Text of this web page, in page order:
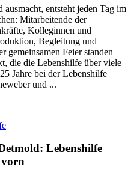
entsteht jeden Tag im
Mitarbeitende der
Kolleginnen und
Begleitung und
gemeinsamen Feier standen
die die Lebenshilfe über viele
Jahre bei der Lebenshilfe
und ...
Lebenshilfe